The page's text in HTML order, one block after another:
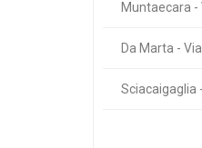
Muntaecara -
Da Marta -
Sciacaigaglia